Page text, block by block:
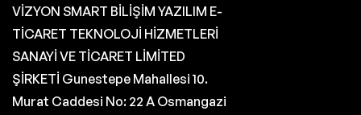
VİZYON SMART BİLİŞİM YAZILIM E-
TİCARET TEKNOLOJİ HİZMETLERİ
SANAYİ VE TİCARET LİMİTED
ŞİRKETİ Gunestepe Mahallesi 10.
Murat Caddesi No: 22 A Osmangazi